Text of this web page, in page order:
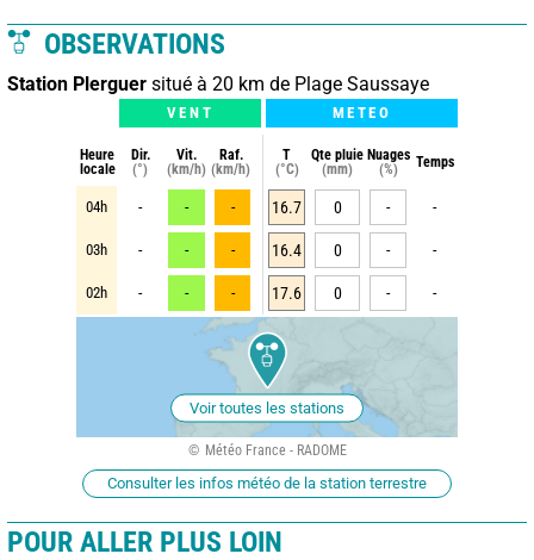
OBSERVATIONS
Station Plerguer situé à 20 km de Plage Saussaye
VENT METEO
Heure
locale
Dir.
(°)
Vit.
(km/h)
Raf.
(km/h)
T
(°C)
Qte pluie
(mm)
Nuages
(%)
Temps
04h - - - 16.7 0 - -
03h - - - 16.4 0 - -
02h - - - 17.6 0 - -
Voir toutes les stations
Météo France - RADOME
Consulter les infos météo de la station terrestre
POUR ALLER PLUS LOIN